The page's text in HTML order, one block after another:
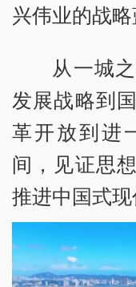
兴伟业的战略
从一城
发展战略到
革开放到进
间，见证思
推进中国式现